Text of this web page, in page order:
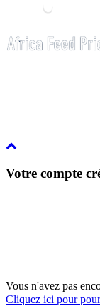
Votre compte
Vous n'avez pas
Cliquez ici pour